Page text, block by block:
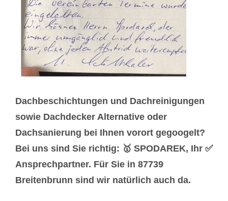
Dachbeschichtungen und Dachreinigungen
sowie Dachdecker Alternative oder
Dachsanierung bei Ihnen vorort gegoogelt?
Bei uns sind Sie richtig: 🥇 SPODAREK, Ihr ✅
Ansprechpartner. Für Sie in 87739
Breitenbrunn sind wir natürlich auch da.